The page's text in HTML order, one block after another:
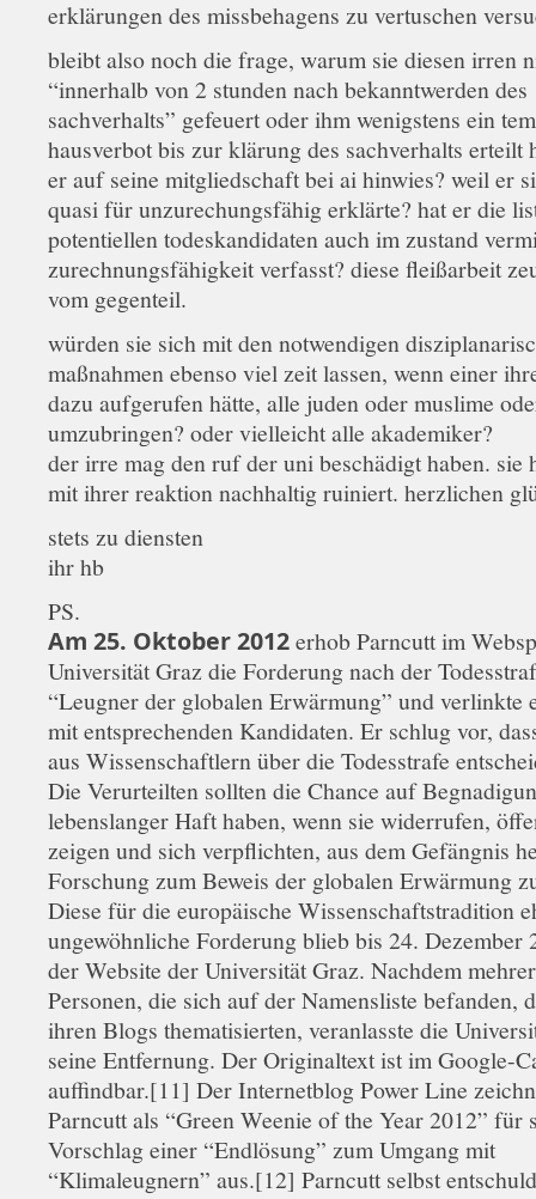
erklärungen des missbehagens zu vertuschen
bleibt also noch die frage, warum sie diesen irren
“innerhalb von 2 stunden nach bekanntwerden des
sachverhalts” gefeuert oder ihm wenigstens ein
hausverbot bis zur klärung des sachverhalts erteilt
er auf seine mitgliedschaft bei ai hinwies? weil er
quasi für unzurechungsfähig erklärte? hat er die
potentiellen todeskandidaten auch im zustand
zurechnungsfähigkeit verfasst? diese fleißarbeit
vom gegenteil.
würden sie sich mit den notwendigen
maßnahmen ebenso viel zeit lassen, wenn einer
dazu aufgerufen hätte, alle juden oder muslime
umzubringen? oder vielleicht alle akademiker?
der irre mag den ruf der uni beschädigt haben. sie
mit ihrer reaktion nachhaltig ruiniert. herzlichen
stets zu diensten
ihr hb
PS.
Am 25. Oktober 2012erhob Parncutt im
Universität Graz die Forderung nach der
“Leugner der globalen Erwärmung” und verlinkte
mit entsprechenden Kandidaten. Er schlug vor,
aus Wissenschaftlern über die Todesstrafe
Die Verurteilten sollten die Chance auf
lebenslanger Haft haben, wenn sie widerrufen,
zeigen und sich verpflichten, aus dem Gefängnis
Forschung zum Beweis der globalen Erwärmung
Diese für die europäische Wissenschaftstradition
ungewöhnliche Forderung blieb bis 24. Dezember
der Website der Universität Graz. Nachdem
Personen, die sich auf der Namensliste befanden,
ihren Blogs thematisierten, veranlasste die
seine Entfernung. Der Originaltext ist im Google-
auffindbar.[11] Der Internetblog Power Line
Parncutt als “Green Weenie of the Year 2012” für
Vorschlag einer “Endlösung” zum Umgang mit
“Klimaleugnern” aus.[12] Parncutt selbst